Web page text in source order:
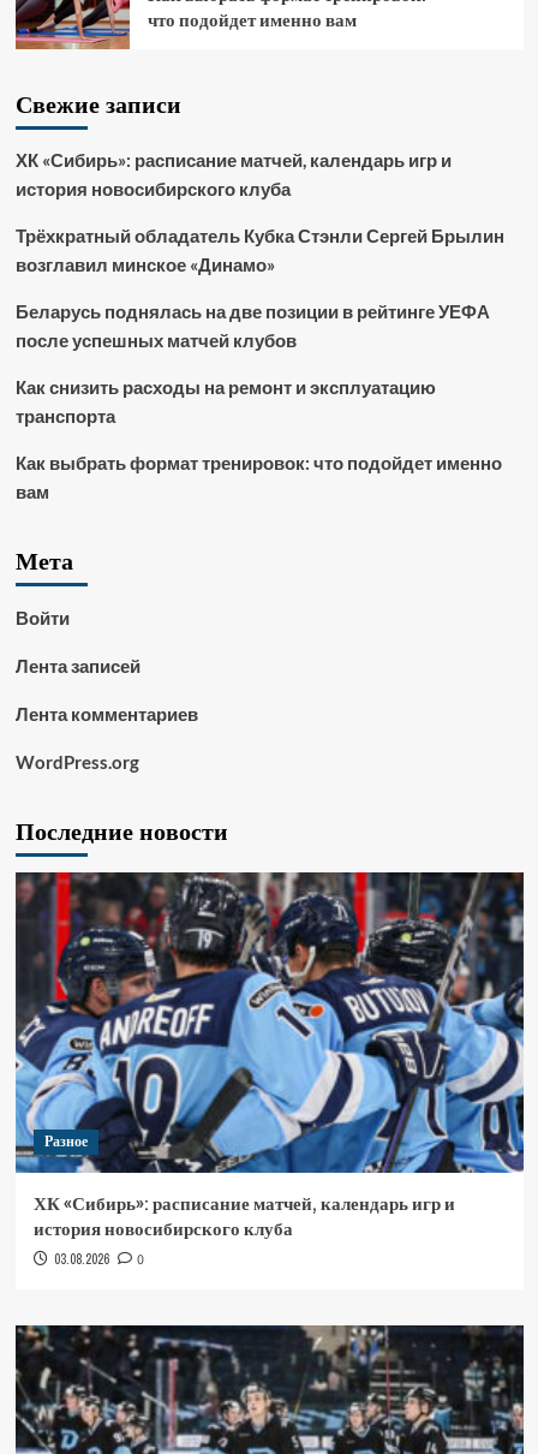
что подойдет именно вам
Свежие записи
ХК «Сибирь»: расписание матчей, календарь игр и
история новосибирского клуба
Трёхкратный обладатель Кубка Стэнли Сергей Брылин
возглавил минское «Динамо»
Беларусь поднялась на две позиции в рейтинге УЕФА
после успешных матчей клубов
Как снизить расходы на ремонт и эксплуатацию
транспорта
Как выбрать формат тренировок: что подойдет именно
вам
Мета
Войти
Лента записей
Лента комментариев
WordPress.org
Последние новости
Разное
ХК «Сибирь»: расписание матчей, календарь игр и
история новосибирского клуба
03.08.2026 0